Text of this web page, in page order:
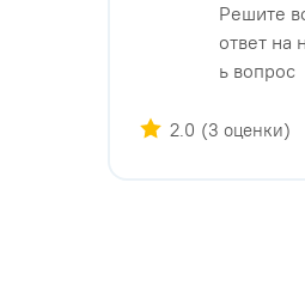
Решите
ответ на
ь вопрос
2.0 (3 оценки)